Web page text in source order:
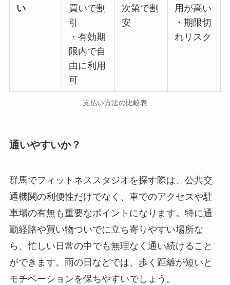
い
買いで割
引
・有効期
限内で自
由に利用
可
次第で割
安
用が高い
・期限切
れリスク
支払い方法の比較表
通いやすいか？
群馬でフィットネススタジオを探す際は、公共交
通機関の利便性だけでなく、車でのアクセスや駐
車場の有無も重要なポイントになります。特に通
勤経路や買い物ついでに立ち寄りやすい場所な
ら、忙しい日常の中でも無理なく通い続けること
ができます。雨の日などでは、歩く距離が短いと
モチベーションを保ちやすいでしょう。